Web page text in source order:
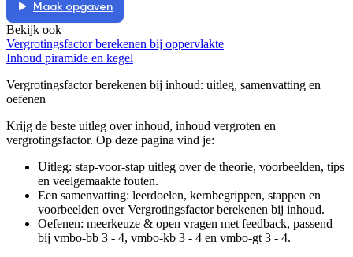
Maak opgaven
Bekijk ook
Vergrotingsfactor berekenen bij oppervlakte
Inhoud piramide en kegel
Vergrotingsfactor berekenen bij inhoud: uitleg, samenvatting en
oefenen
Krijg de beste uitleg over inhoud, inhoud vergroten en
vergrotingsfactor. Op deze pagina vind je:
Uitleg: stap-voor-stap uitleg over de theorie, voorbeelden, tips
en veelgemaakte fouten.
Een samenvatting: leerdoelen, kernbegrippen, stappen en
voorbeelden overVergrotingsfactor berekenen bij inhoud.
Oefenen: meerkeuze & open vragen met feedback, passend
bij vmbo-bb 3 - 4, vmbo-kb 3 - 4 en vmbo-gt 3 - 4.